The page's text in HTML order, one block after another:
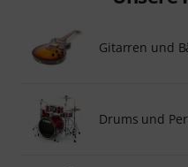
Gitarren und
Drums und